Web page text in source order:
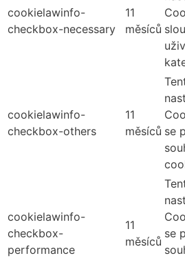
cookielawinfo-
checkbox-necessary
11
měsíců
cookielawinfo-
checkbox-others
11
měsíců se
cookielawinfo-
checkbox-
performance
11
měsíců
se